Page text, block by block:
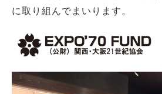
に取り組んでまいります。